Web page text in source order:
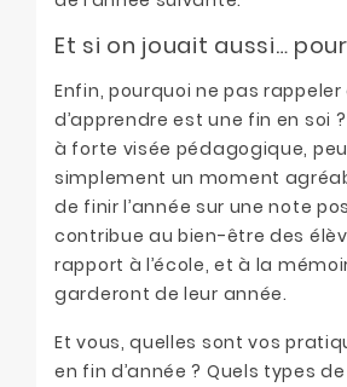
Et si on jouait aussi…
Enfin, pourquoi ne pas
d’apprendre est une fin en soi
à forte visée pédagogique,
simplement un moment
de finir l’année sur une note
contribue au bien-être des
rapport à l’école, et à la
garderont de leur année.
Et vous, quelles sont vos
en fin d’année ? Quels types